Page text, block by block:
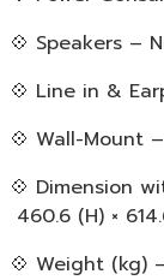
💠 Speakers –
💠 Line in &
💠 Wall-Mount
💠 Dimension
460.6 (H) ×
💠 Weight (kg)